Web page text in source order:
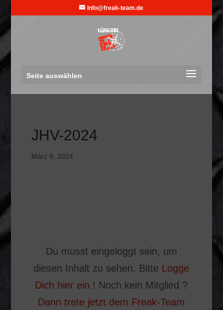
info@freak-team.de
Seite auswählen
JHV-2024
März 9, 2024
Du musst eingeloggt sein, um
diesen Inhalt zu sehen. Bitte Logge
Dich hier ein ! Noch kein Mitglied ?
Dann trete jetzt dem Freak-Team